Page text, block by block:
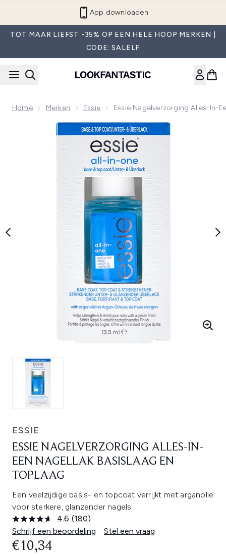
App downloaden
TOT MAAR LIEFST -35% OP EEN HELE HOOP MERKEN |
CODE: SALELF
Home Merken Essie Essie Nagelverzorging Alles-In-
Now showing image 1 essie Nagelverzorging Alles-in-een
ESSIE
ESSIE NAGELVERZORGING ALLES-IN-
EEN NAGELLAK BASISLAAG EN
TOPLAAG
Een veelzijdige basis- en topcoat verrijkt met arganolie
voor sterkere, glanzender nagels.
4.6 Lees
180
beoordelingen.
(180)
Schrijf een beoordeling
Stel een vraag
€10,34